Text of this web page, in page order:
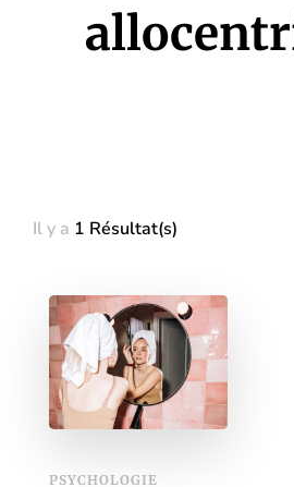
Il y a 1 Résultat(s)
PSYCHOLOGIE